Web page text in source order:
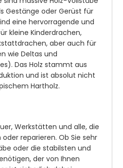
Gestänge oder Gerüst für
eine hervorragende und
kleine Kinderdrachen,
aber auch für
wie Deltas und
Das Holz stammt aus
und ist absolut nicht
Hartholz.
Werkstätten und alle, die
reparieren. Ob Sie sehr
oder die stabilsten und
der von Ihnen